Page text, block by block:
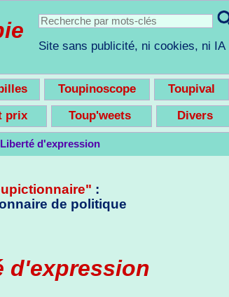
Site sans publicité, ni cookies, ni IA
Toupinoscope
Toupival
prix Toup'weets Divers
d'expression
:
de politique
d'expression